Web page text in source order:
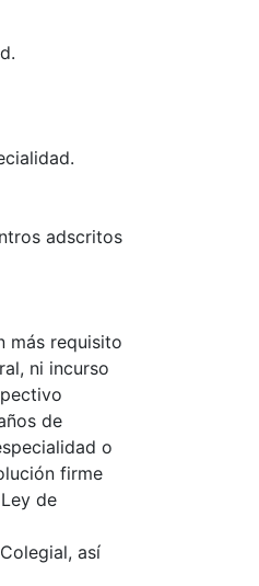
adscritos
más requisito
ni incurso
de
o
firme
de
así